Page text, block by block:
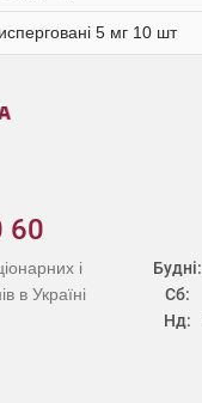
5 мг 10 шт
60
Будні:
Сб:
Нд:
і
в Україні